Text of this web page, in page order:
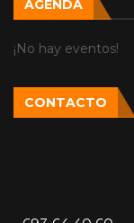
AGENDA
¡No hay eventos!
CONTACTO